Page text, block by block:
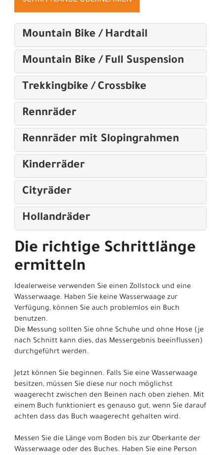
Mountain Bike / Hardtail
Mountain Bike / Full Suspension
Trekkingbike / Crossbike
Rennräder
Rennräder mit Slopingrahmen
Kinderräder
Cityräder
Hollandräder
Die richtige Schrittlänge
ermitteln
Idealerweise verwenden Sie einen Zollstock und eine
Wasserwaage. Haben Sie keine Wasserwaage zur
Verfügung, können Sie auch problemlos ein Buch
benutzen.
Die Messung sollten Sie ohne Schuhe und ohne Hose (je
nach Schnitt kann dies, das Messergebnis beeinflussen)
durchgeführt werden.
Jetzt können Sie beginnen. Falls Sie eine Wasserwaage
besitzen, müssen Sie diese nur noch möglichst
waagerecht zwischen den Beinen nach oben ziehen. Mit
einem Buch funktioniert es genauso gut, wenn Sie darauf
achten dass das Buch waagerecht gehalten wird.
Messen Sie die Länge vom Boden bis zur Oberkante der
Wasserwaage oder des Buches. Haben Sie eine Person